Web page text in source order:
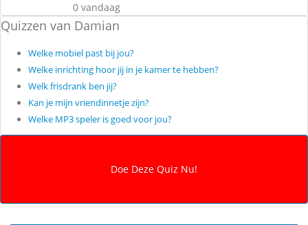
0 vandaag
Quizzen van Damian
Welke mobiel past bij jou?
Welke inrichting hoor jij in je kamer te hebben?
Welk frisdrank ben jij?
Kan je mijn vriendinnetje zijn?
Welke MP3 speler is goed voor jou?